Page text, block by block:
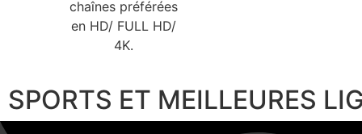
SPORTS ET MEILLEURES